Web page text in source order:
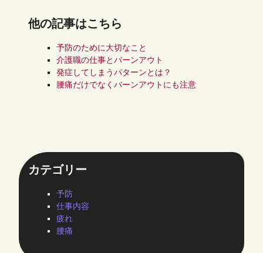
他の記事はこちら
予防のために大切なこと
介護職の仕事とバーンアウト
発症してしまうパターンとは？
腰痛だけでなくバーンアウトにも注意
カテゴリー
予防
仕事内容
疲れ
腰痛